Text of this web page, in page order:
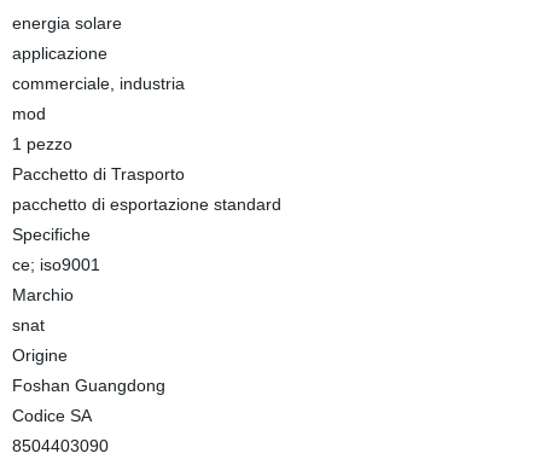
energia solare
applicazione
commerciale, industria
mod
1 pezzo
Pacchetto di Trasporto
pacchetto di esportazione standard
Specifiche
ce; iso9001
Marchio
snat
Origine
Foshan Guangdong
Codice SA
8504403090